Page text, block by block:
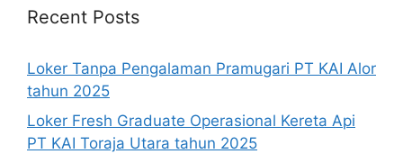
Recent Posts
Loker Tanpa Pengalaman Pramugari PT KAI Alor
tahun 2025
Loker Fresh Graduate Operasional Kereta Api
PT KAI Toraja Utara tahun 2025